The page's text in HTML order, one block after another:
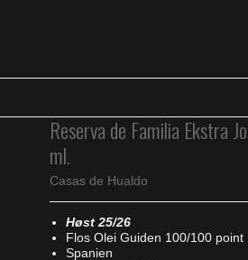
Reserva de Familia Ekstra
ml.
Casas de Hualdo
Høst 25/26
Flos Olei Guiden 100/100 point
Spanien